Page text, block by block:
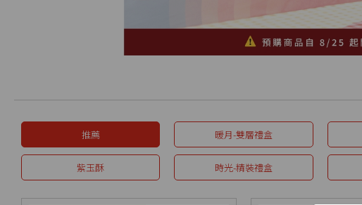
推薦 暖月-雙層禮盒
紫玉酥 時光-精裝禮盒